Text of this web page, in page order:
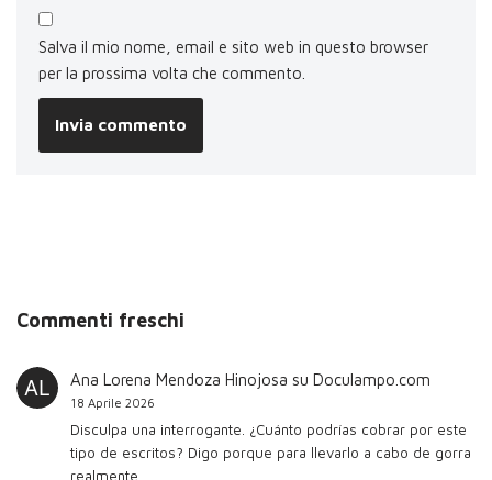
Salva il mio nome, email e sito web in questo browser
per la prossima volta che commento.
Commenti freschi
Ana Lorena Mendoza Hinojosa su Doculampo.com
18 Aprile 2026
Disculpa una interrogante. ¿Cuánto podrías cobrar por este
tipo de escritos? Digo porque para llevarlo a cabo de gorra
realmente…